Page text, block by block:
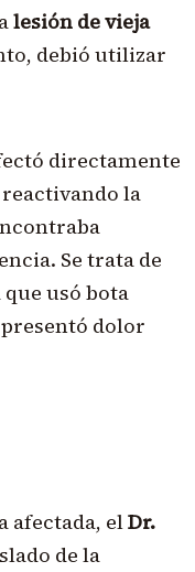
lesión de vieja
debió utilizar
directamente
la
Se trata de
usó bota
dolor
afectada, elDr.
de la